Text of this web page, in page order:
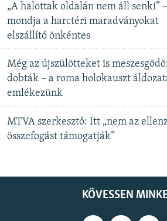
„A halottak oldalán nem áll senki” –
mondja a harctéri maradványokat
elszállító önkéntes
Még az újszülötteket is
dobták – a roma holokauszt
emlékezünk
MTVA szerkesztő: Itt „nem az
összefogást támogatják”
KÖVESSEN